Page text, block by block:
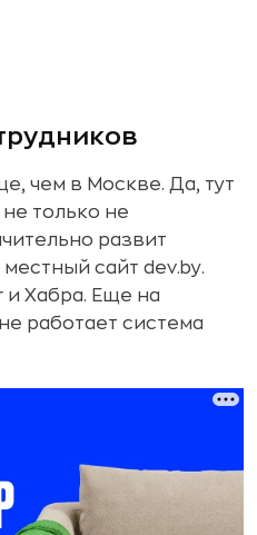
чем в Москве. Да, тут
только не
развит
сайт dev.by.
и Хабра. Еще на
работает система